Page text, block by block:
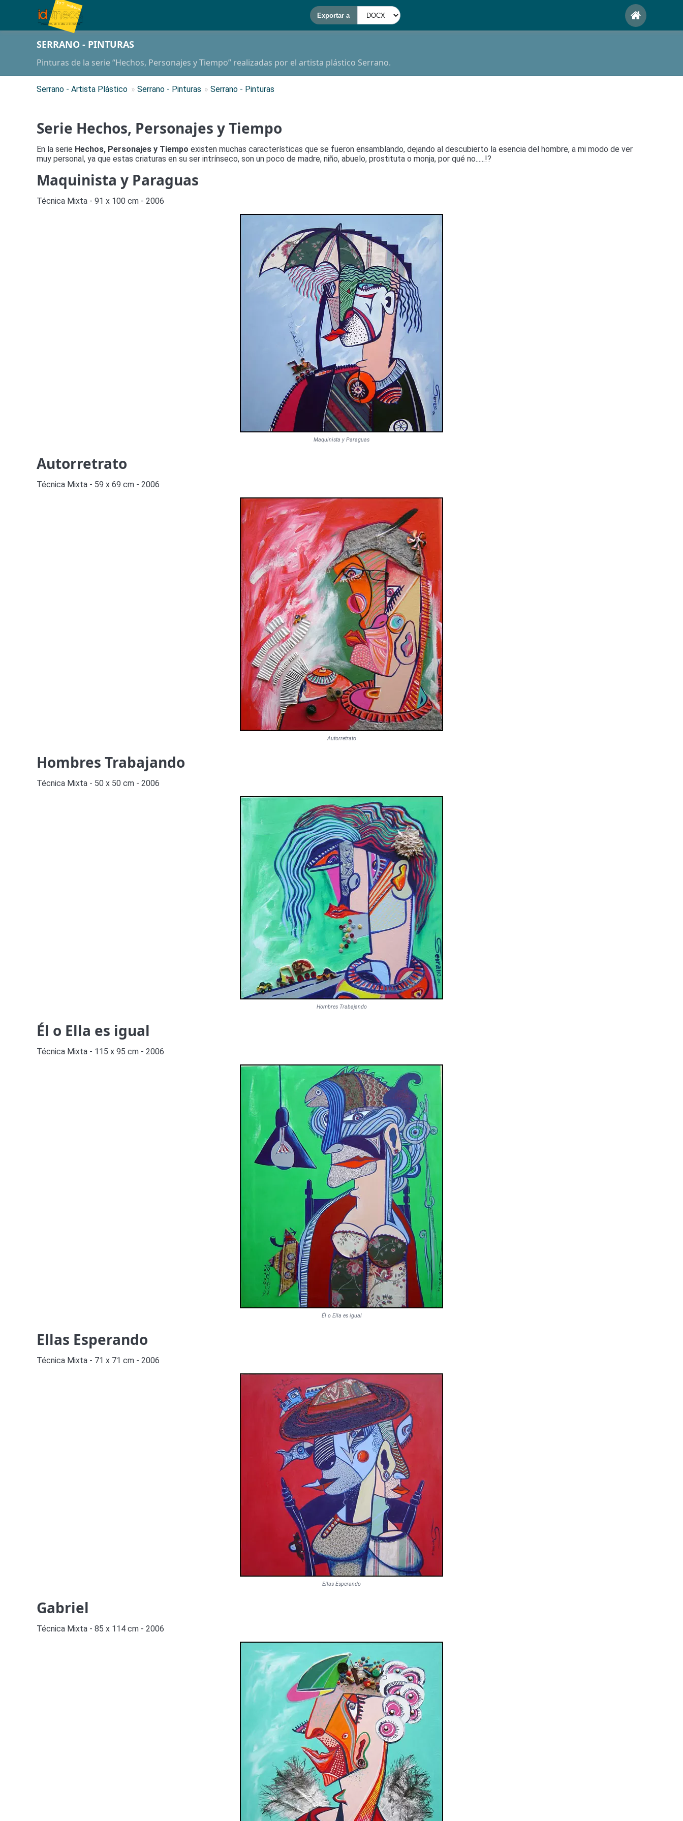
SERRANO - PINTURAS
Pinturas de la serie “Hechos, Personajes y Tiempo” realizadas por el artista plástico Serrano.
Serrano - Artista Plástico » Serrano - Pinturas » Serrano - Pinturas
Serie Hechos, Personajes y Tiempo
En la serie Hechos, Personajes y Tiempo existen muchas características que se fueron ensamblando, dejando al descubierto la esencia del hombre, a mi modo de ver
muy personal, ya que estas criaturas en su ser intrínseco, son un poco de madre, niño, abuelo, prostituta o monja, por qué no......!?
Maquinista y Paraguas
Técnica Mixta - 91 x 100 cm - 2006
Maquinista y Paraguas
Autorretrato
Técnica Mixta - 59 x 69 cm - 2006
Autorretrato
Hombres Trabajando
Técnica Mixta - 50 x 50 cm - 2006
Hombres Trabajando
Él o Ella es igual
Técnica Mixta - 115 x 95 cm - 2006
Él o Ella es igual
Ellas Esperando
Técnica Mixta - 71 x 71 cm - 2006
Ellas Esperando
Gabriel
Técnica Mixta - 85 x 114 cm - 2006